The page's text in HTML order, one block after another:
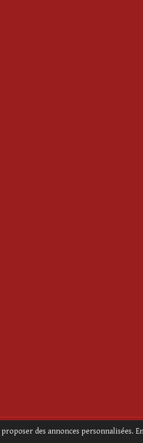
des annonces personnalisées.
Conditions Générales de Vente